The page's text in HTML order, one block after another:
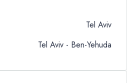
Tel Aviv
Tel Aviv - Ben-Yehuda